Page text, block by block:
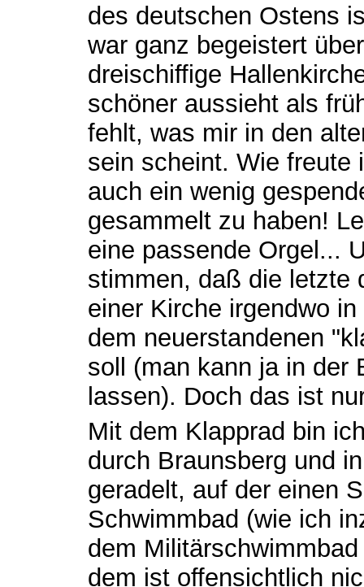
des deutschen Ostens
war ganz begeistert
dreischiffige
schöner aussieht als
fehlt, was mir in den
sein scheint. Wie freute
auch ein wenig
gesammelt zu haben!
eine passende Orgel...
stimmen, daß die letzte
einer Kirche irgendwo
dem neuerstandenen
soll (man kann ja in der
lassen). Doch das ist
Mit dem Klapprad bin
durch Braunsberg und
geradelt, auf der einen
Schwimmbad (wie ich
dem
dem ist offensichtlich